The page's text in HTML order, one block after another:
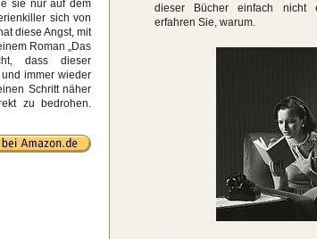
sie nur auf dem
sich von
diese Angst, mit
Roman „Das
dass dieser
immer wieder
Schritt näher
zu bedrohen.
dieser Bücher einfach nicht
erfahren Sie, warum.